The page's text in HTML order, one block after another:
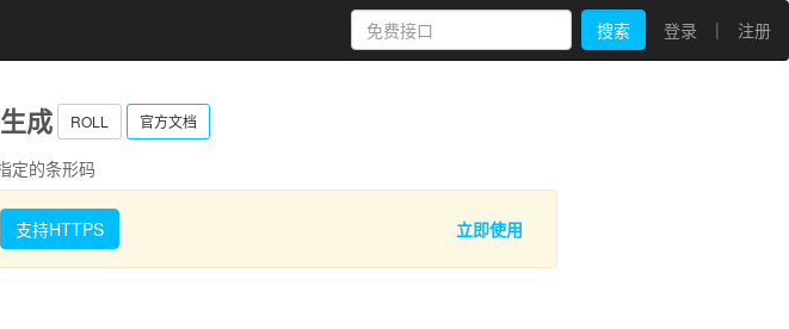
搜索 登录 | 注册
成 ROLL 官方文档
定的条形码
支持HTTPS 立即使用